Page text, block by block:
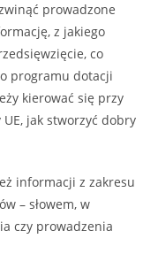
prowadzone
z jakiego
co
programu dotacji
kierować się przy
jak stworzyć dobry
informacji z zakresu
– słowem, w
czy prowadzenia